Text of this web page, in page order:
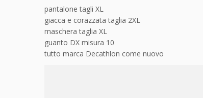
pantalone tagli XL
giacca e corazzata taglia 2XL
maschera taglia XL
guanto DX misura 10
tutto marca Decathlon come nuovo